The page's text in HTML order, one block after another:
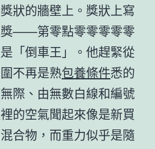
狀的牆壁上。獎狀上寫
——第零點零零零零零
「倒車王」。他趕緊從
不再是熟包養條件悉的
際、由無數白線和編號
的空氣聞起來像是新買
合物，而重力似乎是隨